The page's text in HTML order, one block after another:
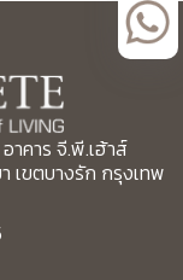
คาร จี.พี.เฮ้าส์
เขตบางรัก กรุงเทพ